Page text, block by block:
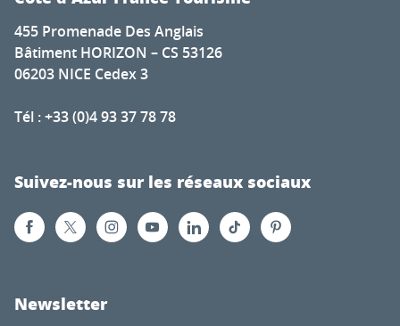
455 Promenade Des Anglais
Bâtiment HORIZON – CS 53126
06203 NICE Cedex 3
Tél : +33 (0)4 93 37 78 78
Suivez-nous sur les réseaux sociaux
Newsletter